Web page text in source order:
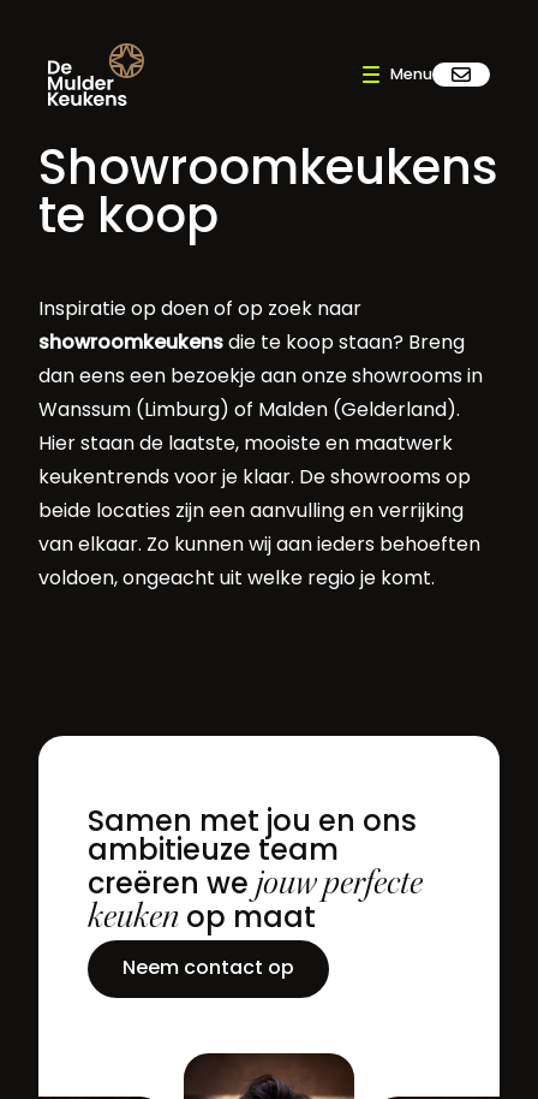
Showroomkeukens
te koop
Inspiratie op doen of op zoek naar
showroomkeukens die te koop staan? Breng
dan eens een bezoekje aan onze showrooms in
Wanssum (Limburg) of Malden (Gelderland).
Hier staan de laatste, mooiste en maatwerk
keukentrends voor je klaar. De showrooms op
beide locaties zijn een aanvulling en verrijking
van elkaar. Zo kunnen wij aan ieders behoeften
voldoen, ongeacht uit welke regio je komt.
Samen met jou en ons
ambitieuze team
creëren we jouw perfecte
keukenop maat
Neem contact op